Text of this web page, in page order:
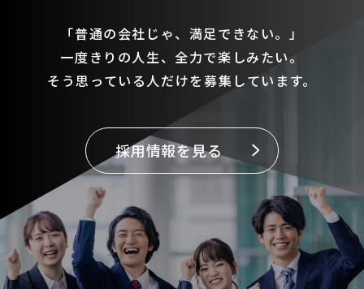
「普通の会社じゃ、満足できない。」
一度きりの人生、全力で楽しみたい。
そう思っている人だけを募集しています。
採用情報を見る